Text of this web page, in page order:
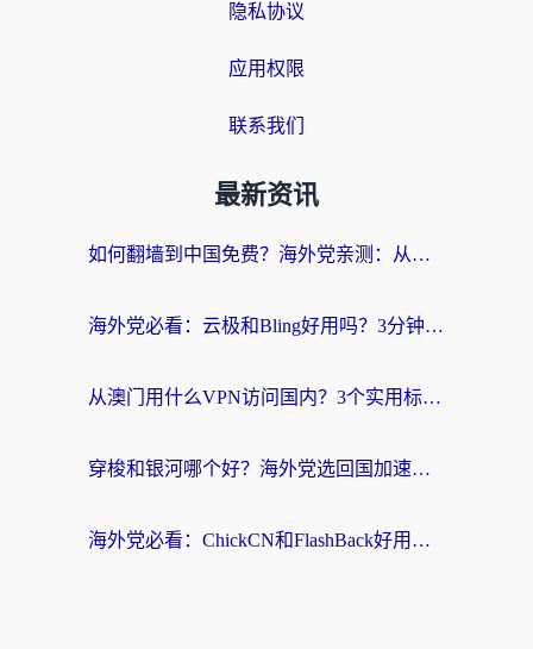
隐私协议
应用权限
联系我们
最新资讯
如何翻墙到中国免费？海外党亲测：从踩坑到选对加速器的全攻略
海外党必看：云极和Bling好用吗？3分钟教你选对回国加速器
从澳门用什么VPN访问国内？3个实用标准帮你避开坑，无缝刷剧听歌
穿梭和银河哪个好？海外党选回国加速器的避坑指南，附番茄加速器实测体验
海外党必看：ChickCN和FlashBack好用吗？3招教你选对回国加速器（附云极、HomeCN、斧牛vs艾果对比）